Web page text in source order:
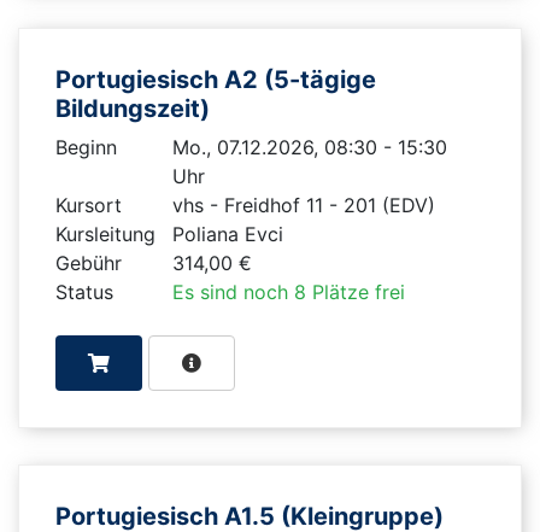
Portugiesisch A2 (5-tägige
Bildungszeit)
Beginn
Mo., 07.12.2026, 08:30 - 15:30
Uhr
Kursort
vhs - Freidhof 11 - 201 (EDV)
Kursleitung
Poliana Evci
Gebühr
314,00 €
Status
Es sind noch 8 Plätze frei
Portugiesisch A1.5 (Kleingruppe)